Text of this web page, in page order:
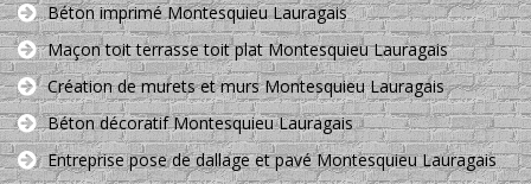
Béton imprimé Montesquieu Lauragais
Maçon toit terrasse toit plat Montesquieu Lauragais
Création de murets et murs Montesquieu Lauragais
Béton décoratif Montesquieu Lauragais
Entreprise pose de dallage et pavé Montesquieu Lauragais